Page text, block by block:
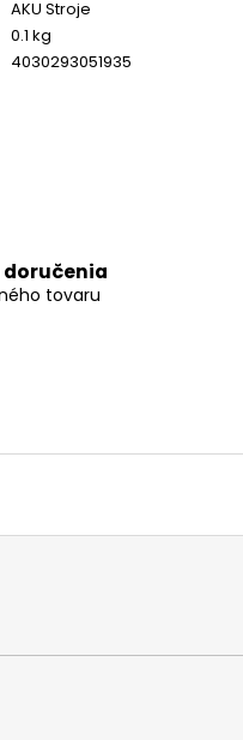
AKU Stroje
0.1 kg
4030293051935
tovaru
FLEX AKUMULÁTOR LI-ION AP